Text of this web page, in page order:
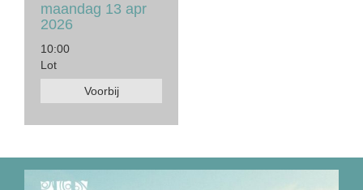
maandag 13 apr
2026
10:00
Lot
Voorbij